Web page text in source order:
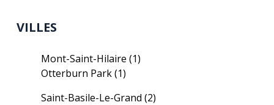
VILLES
Mont-Saint-Hilaire(1)
Otterburn Park(1)
Saint-Basile-Le-Grand(2)